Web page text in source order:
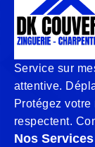
Service sur
attentive.
Protégez
respectent.
Nos Services